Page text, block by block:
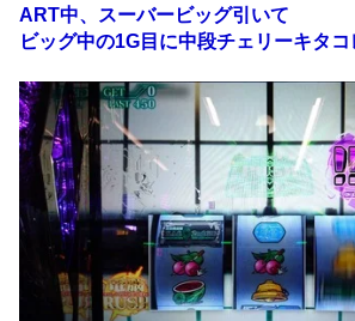
ART中、スーバービッグ引いて
ビッグ中の1G目に中段チェリーキタコ